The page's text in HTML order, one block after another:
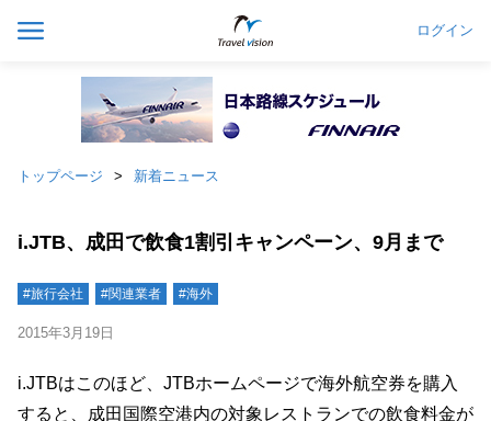
ログイン
トップページ 新着ニュース
i.JTB、成田で飲食1割引キャンペーン、9月まで
#旅行会社 #関連業者 #海外
2015年3月19日
i.JTBはこのほど、JTBホームページで海外航空券を購入
すると、成田国際空港内の対象レストランでの飲食料金が